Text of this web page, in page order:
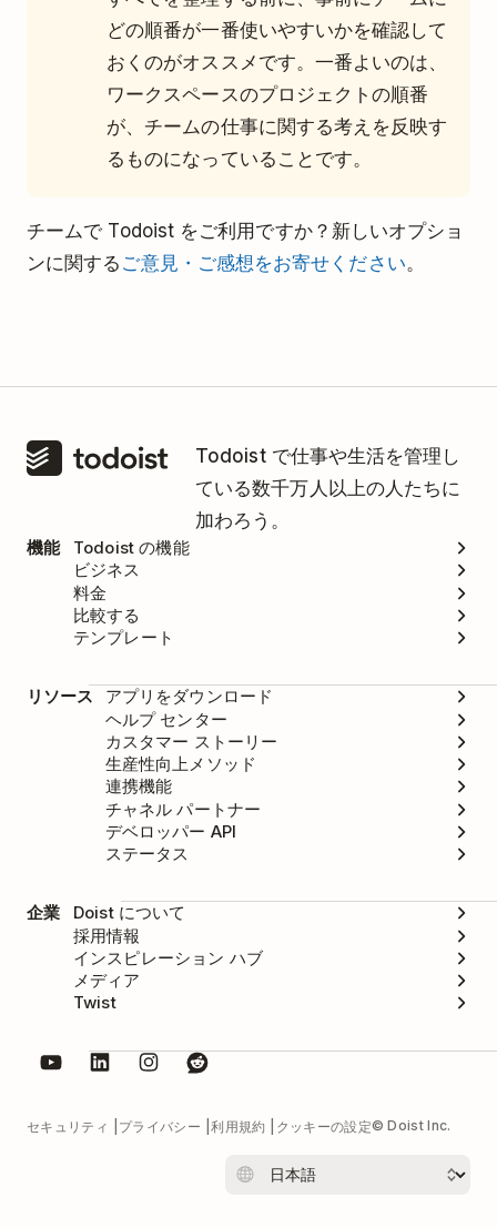
どの順番が一番使いやすいかを確認して
おくのがオススメです。一番よいのは、
ワークスペースのプロジェクトの順番
が、チームの仕事に関する考えを反映す
るものになっていることです。
チームで Todoist をご利用ですか？新しいオプショ
ンに関する ご意見・ご感想をお寄せください。
Todoist で仕事や生活を管理し
ている数千万人以上の人たちに
加わろう。
機能
Todoist の機能
ビジネス
料金
比較する
テンプレート
リソース
アプリをダウンロード
ヘルプ センター
カスタマー ストーリー
生産性向上メソッド
連携機能
チャネル パートナー
デベロッパー API
ステータス
企業
Doist について
採用情報
インスピレーション ハブ
メディア
Twist
セキュリティ プライバシー 利用規約 クッキーの設定© Doist Inc.